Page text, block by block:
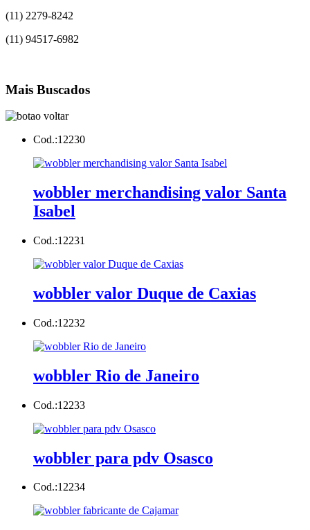
(11) 2279-8242
(11) 94517-6982
Mais Buscados
Cod.:12230
wobbler merchandising valor Santa
Isabel
Cod.:12231
wobbler valor Duque de Caxias
Cod.:12232
wobbler Rio de Janeiro
Cod.:12233
wobbler para pdv Osasco
Cod.:12234